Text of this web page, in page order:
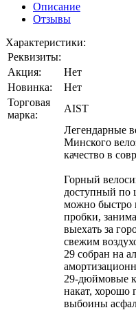
Описание
Отзывы
Характеристики:
Реквизиты:
Акция:
Нет
Новинка:
Нет
Торговая
марка:
AIST
Легендарные
Минского
качество в
Горный
доступный по
можно быстро
пробки,
выехать за
свежим
29 собран на
29-дюймовые
накат, хорошо
выбоины